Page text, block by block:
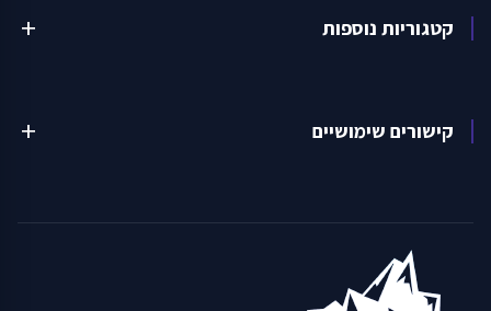
קטגוריות נוספות add
קישורים שימושיים add